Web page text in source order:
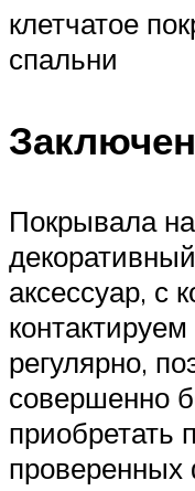
клетчатое
спальни
Покрывала
аксессуар, с
регулярно,
совершенно
приобретать